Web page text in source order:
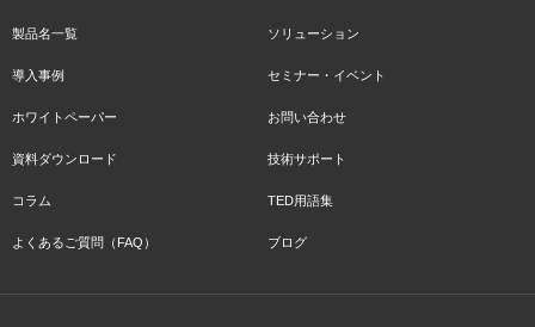
製品名一覧 ソリューション
導入事例 セミナー・イベント
ホワイトペーパー お問い合わせ
資料ダウンロード 技術サポート
コラム TED用語集
よくあるご質問（FAQ） ブログ